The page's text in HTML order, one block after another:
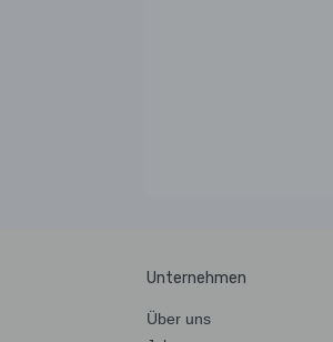
Unternehmen
Über uns